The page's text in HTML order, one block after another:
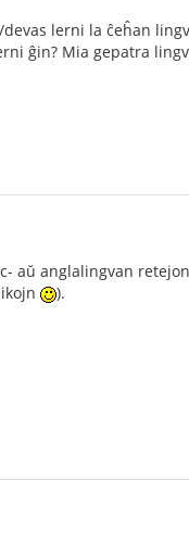
lerni la ĉeĥan
ĝin? Mia gepatra
anglalingvan
).